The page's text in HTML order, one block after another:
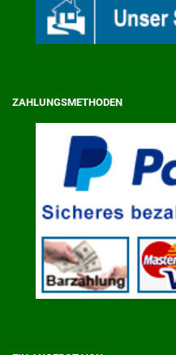
ZAHLUNGSMETHODEN